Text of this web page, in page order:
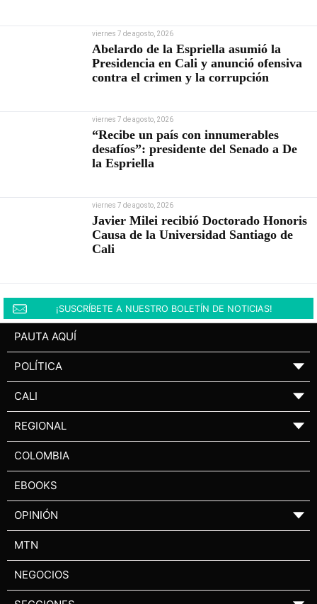
viernes 7 de agosto, 2026
Abelardo de la Espriella asumió la
Presidencia en Cali y anunció ofensiva
contra el crimen y la corrupción
viernes 7 de agosto, 2026
“Recibe un país con innumerables
desafíos”: presidente del Senado a De
la Espriella
viernes 7 de agosto, 2026
Javier Milei recibió Doctorado Honoris
Causa de la Universidad Santiago de
Cali
¡SUSCRÍBETE A NUESTRO BOLETÍN DE NOTICIAS!
PAUTA AQUÍ
POLÍTICA ▼
CALI ▼
REGIONAL ▼
COLOMBIA
EBOOKS
OPINIÓN ▼
MTN
NEGOCIOS